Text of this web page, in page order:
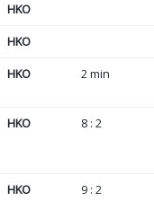
HKO
HKO
HKO 2 min
HKO 8 : 2
HKO 9 : 2